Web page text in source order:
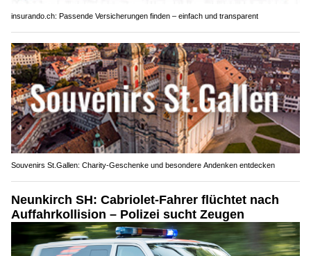
insurando.ch: Passende Versicherungen finden – einfach und transparent
Souvenirs St.Gallen: Charity-Geschenke und besondere Andenken entdecken
Neunkirch SH: Cabriolet-Fahrer flüchtet nach
Auffahrkollision – Polizei sucht Zeugen